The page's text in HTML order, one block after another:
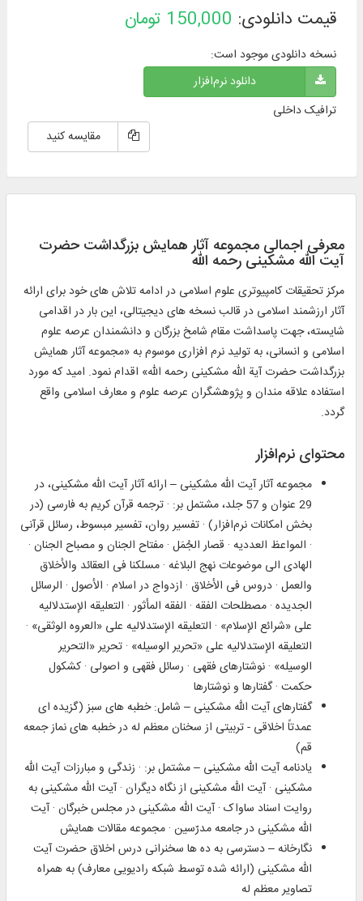
قیمت دانلودی: 150,000 تومان
نسخه دانلودی موجود است:
دانلود نرم‌افزار
ترافیک داخلی
مقایسه کنید
معرفی اجمالی مجموعه آثار همایش بزرگداشت حضرت
آیت الله مشکینی رحمه الله
مرکز تحقیقات کامپیوتری علوم اسلامی در ادامه تلاش‌ های خود برای ارائه
آثار ارزشمند اسلامی در قالب نسخه‌ های دیجیتالی، این بار در اقدامی
شایسته، جهت پاسداشت مقام شامخ بزرگان و دانشمندان عرصه علوم
اسلامی و انسانی، به تولید نرم‌ افزاری موسوم به «مجموعه آثار همایش
بزرگداشت حضرت آیة الله مشکینی رحمه الله» اقدام نمود. امید که مورد
استفاده علاقه‌ مندان و پژوهشگران عرصه علوم و معارف اسلامی واقع
گردد.
محتوای نرم‌افزار
مجموعه آثار آیت الله‏ مشکینى – ارائه آثار آیت الله مشکینی، در
29 عنوان و 57 جلد، مشتمل بر: · ترجمه قرآن کریم به فارسی (در
بخش امکانات نرم‌افزار) · تفسیر روان، تفسیر مبسوط، رسائل قرآنى
· المواعظ العددیه · قصار الجُمَل · مفتاح الجنان و مصباح الجنان ·
الهادی الى موضوعات نهج البلاغه · مسلکنا فی العقائد والأخلاق
والعمل · دروس فی الأخلاق · ازدواج در اسلام · الأصول · الرسائل
الجدیده · مصطلحات الفقه · الفقه المأثور · التعلیقه الإستدلالیه
على «شرائع الإسلام» · التعلیقه الإستدلالیه على «العروه الوثقى» ·
التعلیقه الإستدلالیه على «تحریر الوسیله» · تحریر «التحریر
الوسیله» · نوشتارهاى فقهى · رسائل فقهى و اصولى · کشکول
حکمت · گفتارها و نوشتارها
گفتارهای آیت الله مشکینی – شامل: خطبه های سبز (گزیده ای
عمدتاً اخلاقی - تربیتی از سخنان معظم له در خطبه های نماز جمعه
قم)
یادنامه آیت الله‏ مشکینى – مشتمل بر: · زندگى و مبارزات آیت الله‏
مشکینى · آیت الله‏ مشکینى از نگاه دیگران · آیت الله‏ مشکینى به
روایت اسناد ساواک · آیت الله‏ مشکینى در مجلس خبرگان · آیت
الله‏ مشکینى در جامعه مدرّسین · مجموعه مقالات همایش
نگارخانه – دسترسی به ده ها سخنرانی درس اخلاق حضرت آیت
الله مشکینی (ارائه شده توسط شبکه رادیویی معارف) به همراه
تصاویر معظم له